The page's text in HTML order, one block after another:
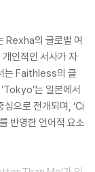
Rexha의 글로벌 여
인적인 서사가 자
는 Faithless의 클
는 일본에서
으로 전개되며, ‘Ci
반영한 언어적 요소